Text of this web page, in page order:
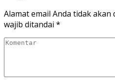
Alamat email Anda tidak akan
wajib ditandai *